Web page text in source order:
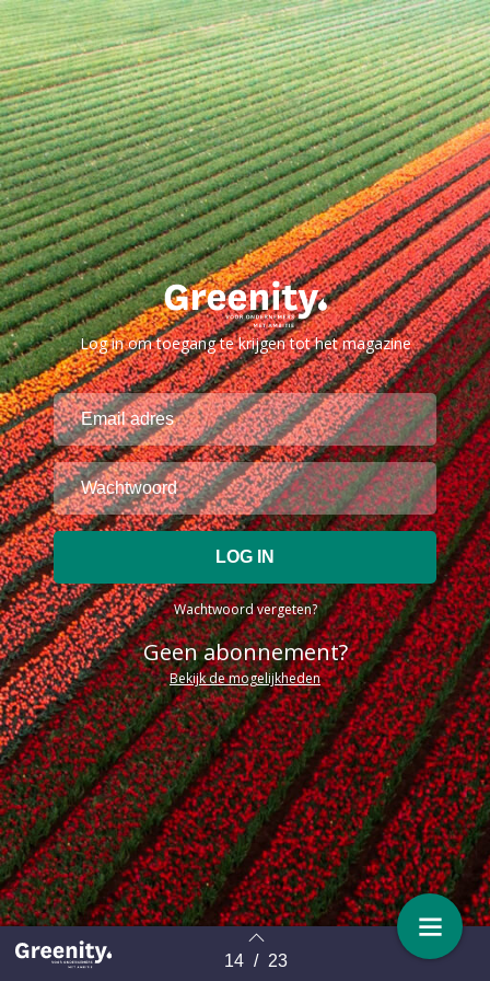
Terug naar overzicht 14 / 23
Log in om toegang te krijgen tot het magazine
Wachtwoord vergeten?
Geen abonnement?
Bekijk de mogelijkheden